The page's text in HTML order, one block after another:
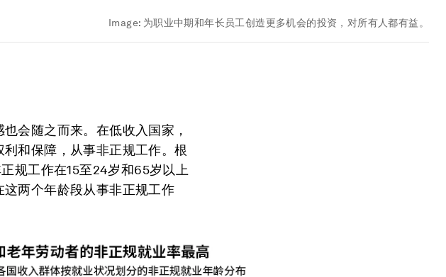
Image: 为职业中期和年长员工创造更多机会的投资，对所有人都有益。
会随之而来。在低收入国家，
和保障，从事非正规工作。根
规工作在15至24岁和65岁以上
两个年龄段从事非正规工作